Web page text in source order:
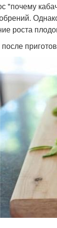
"почему
роста